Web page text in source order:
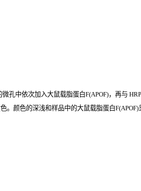
孔中依次加入大鼠载脂蛋白F(APOF)，再与 HRP
。颜色的深浅和样品中的大鼠载脂蛋白F(APOF)